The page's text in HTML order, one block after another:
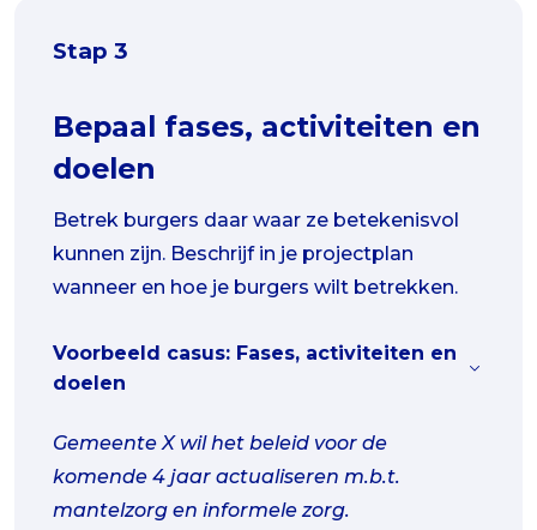
Stap 3
Bepaal fases, activiteiten en
doelen
Betrek burgers daar waar ze betekenisvol
kunnen zijn. Beschrijf in je projectplan
wanneer en hoe je burgers wilt betrekken.
Voorbeeld casus: Fases, activiteiten en
doelen
Gemeente X wil het beleid voor de
komende 4 jaar actualiseren m.b.t.
mantelzorg en informele zorg.